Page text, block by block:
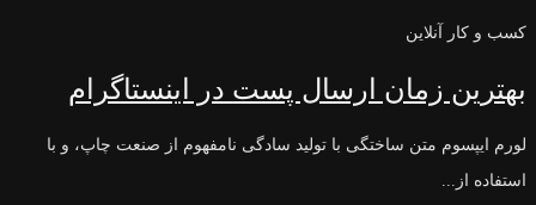
کسب و کار آنلاین
بهترین زمان ارسال پست در اینستاگرام
لورم ایپسوم متن ساختگی با تولید سادگی نامفهوم از صنعت چاپ، و با
استفاده از...